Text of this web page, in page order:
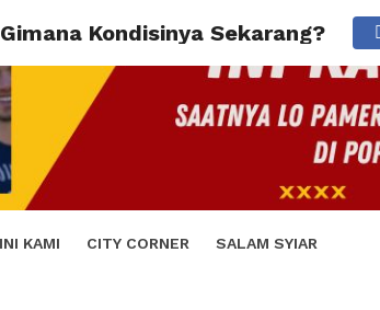
INI KAMI CITY CORNER SALAM SYIAR
Kondisinya Sekarang?